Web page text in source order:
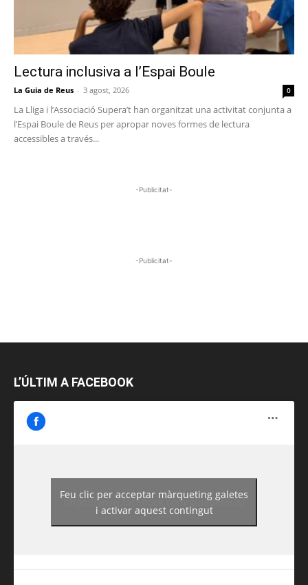
Lectura inclusiva a l’Espai Boule
La Guia de Reus - 3 agost, 2026 0
La Lliga i l’Associació Supera’t han organitzat una activitat conjunta a
l’Espai Boule de Reus per apropar noves formes de lectura
accessibles a través...
-Publicitat-
-Publicitat-
L’ÚLTIM A FACEBOOK
https://www.facebook.com/guiadereus/
Feu clic per acceptar màrqueting galetes
i activar aquest contingut